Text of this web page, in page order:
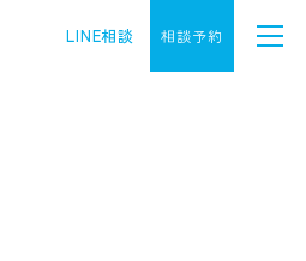
LINE相談 相談予約